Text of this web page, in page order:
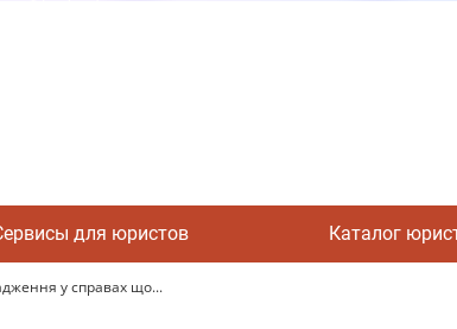
для юристов Каталог
у справах що...